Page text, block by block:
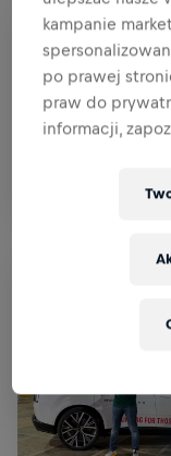
kampanie
po prawej
praw do
informacji,